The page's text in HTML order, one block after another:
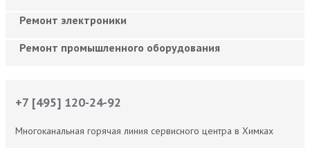
Ремонт электроники
Ремонт промышленного оборудования
+7 [495] 120-24-92
Многоканальная горячая линия сервисного центра в Химках